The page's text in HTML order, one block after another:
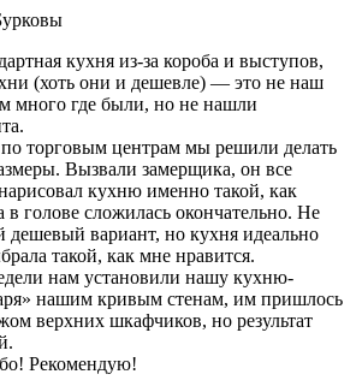
кухня из-за короба и выступов,
(хоть они и дешевле) — это не наш
много где были, но не нашли
торговым центрам мы решили делать
Вызвали замерщика, он все
кухню именно такой, как
в голове сложилась окончательно. Не
дешевый вариант, но кухня идеально
такой, как мне нравится.
нам установили нашу кухню-
нашим кривым стенам, им пришлось
верхних шкафчиков, но результат
Рекомендую!